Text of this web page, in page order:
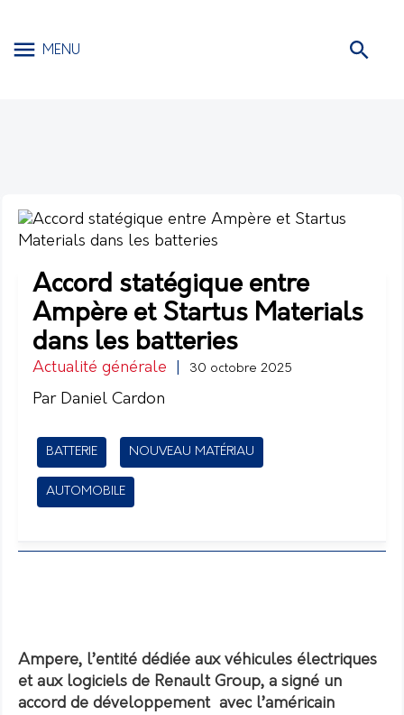
MENU
Accord statégique entre
Ampère et Startus Materials
dans les batteries
Actualité générale 30 octobre 2025
Par Daniel Cardon
BATTERIE NOUVEAU MATÉRIAU
AUTOMOBILE
Ampere, l’entité dédiée aux véhicules électriques
et aux logiciels de Renault Group, a signé un
accord de développement avec l’américain